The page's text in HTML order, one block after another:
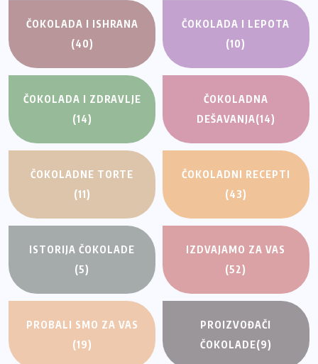
ČOKOLADA I ISHRANA
(40)
ČOKOLADA I LEPOTA
(10)
ČOKOLADA I ZDRAVLJE
(14)
ČOKOLADNA
DEŠAVANJA(14)
ČOKOLADNE TORTE
(11)
ČOKOLADNI RECEPTI
(43)
ISTORIJA ČOKOLADE
(5)
IZDVAJAMO ZA VAS
(52)
PROBALI SMO ZA VAS
(19)
PROIZVOĐAČI
ČOKOLADE(9)